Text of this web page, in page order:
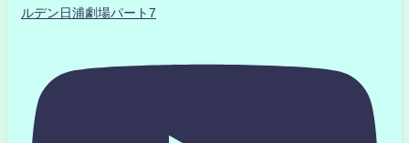
ルデン日浦劇場パート7